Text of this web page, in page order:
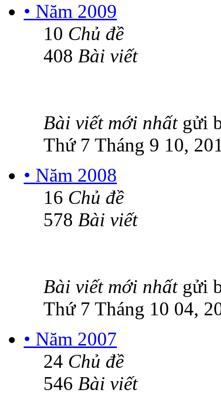
• Năm 2009
10 Chủ đề
408 Bài viết
Bài viết mới nhấtgửi
Thứ 7 Tháng 9 10,
• Năm 2008
16 Chủ đề
578 Bài viết
Bài viết mới nhấtgửi
Thứ 7 Tháng 10 04,
• Năm 2007
24 Chủ đề
546 Bài viết